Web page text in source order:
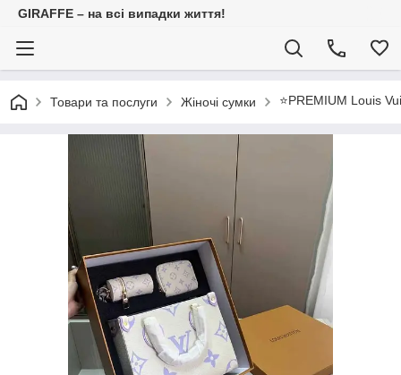
GIRAFFE – на всі випадки життя!
Товари та послуги Жіночі сумки ⭐️PREMIUM Louis